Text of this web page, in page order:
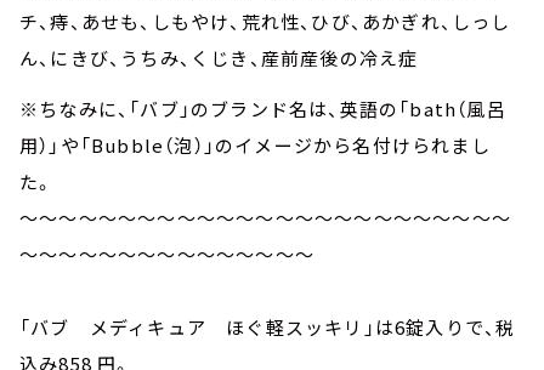
チ、痔、あせも、しもやけ、荒れ性、ひび、あかぎれ、しっし
ん、にきび、うちみ、くじき、産前産後の冷え症
※ちなみに、「バブ」のブランド名は、英語の「bath（風呂
用）」や「Bubble（泡）」のイメージから名付けられまし
た。
～～～～～～～～～～～～～～～～～～～～～～～～～
～～～～～～～～～～～～～～～
「バブ メディキュア ほぐ軽スッキリ」は6錠入りで、税
込み858 円。